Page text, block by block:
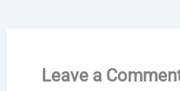
Leave a